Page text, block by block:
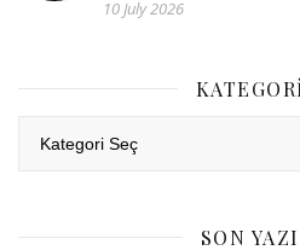
10 July 2026
SON